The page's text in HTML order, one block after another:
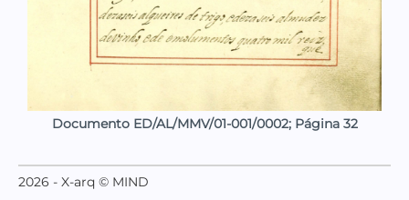
Documento ED/AL/MMV/01-001/0002; Página 32
2026 - X-arq © MIND